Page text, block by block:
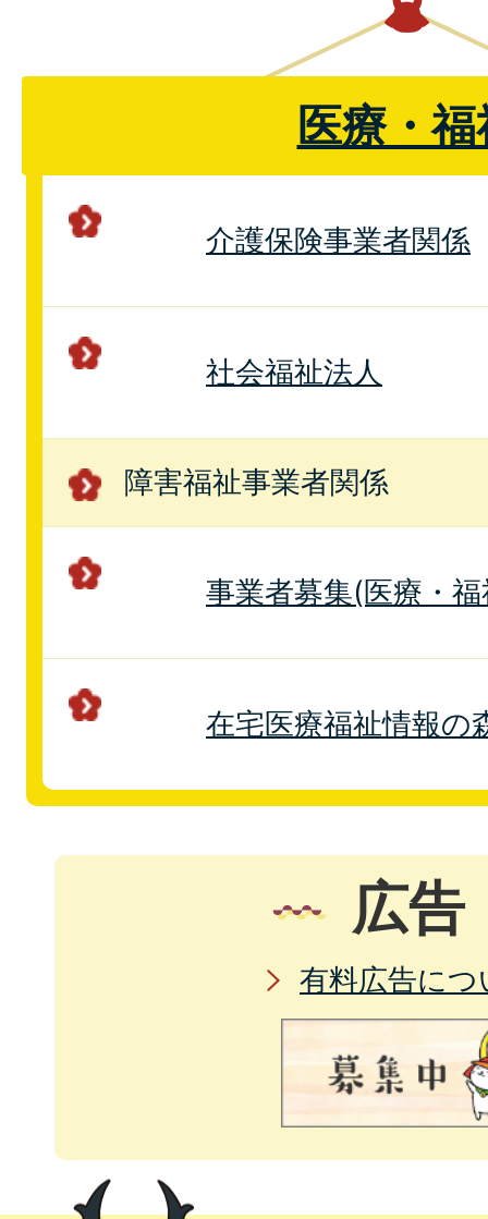
医療・福
介護保険事業者関係
社会福祉法人
障害福祉事業者関係
事業者募集(医療・
在宅医療福祉情報の
広告
有料広告につ